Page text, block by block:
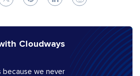
Cloudways
because we never